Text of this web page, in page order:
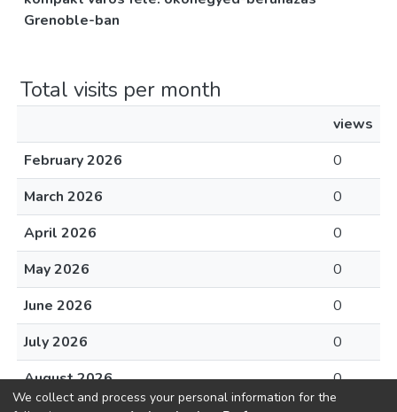
Grenoble-ban
Total visits per month
views
February 2026
0
March 2026
0
April 2026
0
May 2026
0
June 2026
0
July 2026
0
August 2026
0
We collect and process your personal information for the